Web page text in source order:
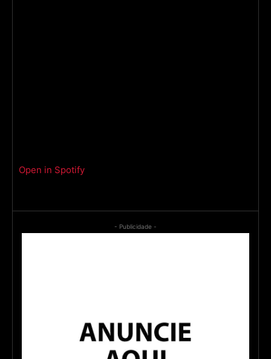
Open in Spotify
- Publicidade -